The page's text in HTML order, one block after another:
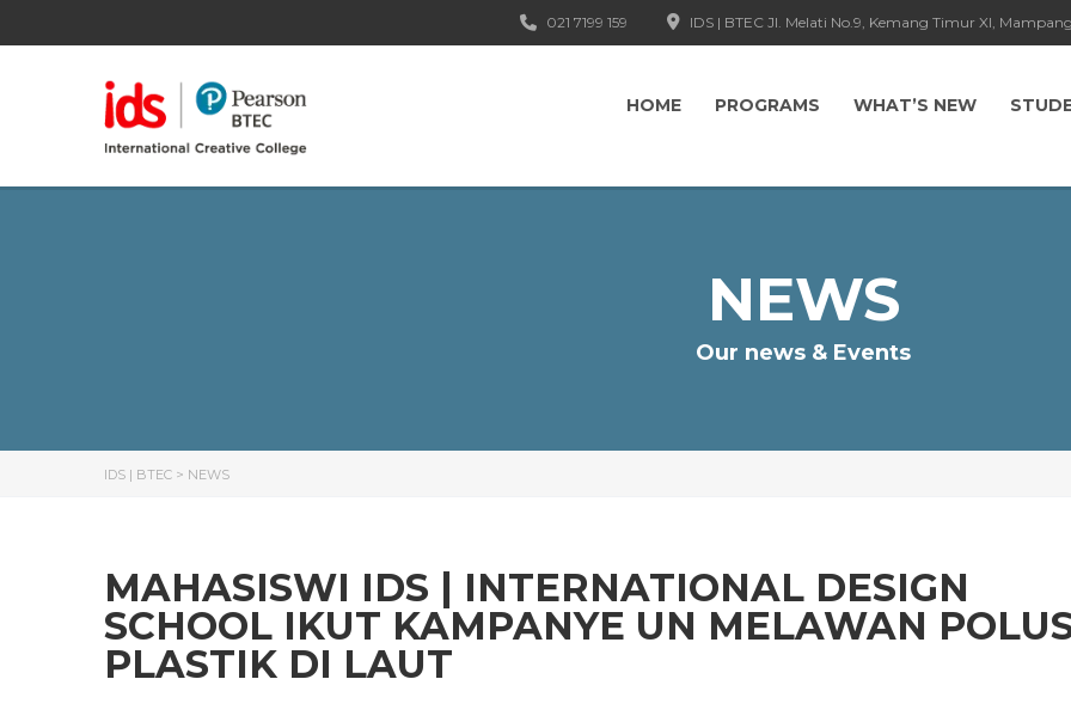
IDS | BTEC Jl. Melati No.9, Kemang Timur XI,
021 7199 159
HOME PROGRAMS WHAT’S NEW
NEWS
Our news & Events
IDS | BTEC > NEWS
MAHASISWI IDS | INTERNATIONAL DESIGN
SCHOOL IKUT KAMPANYE UN MELAWAN
PLASTIK DI LAUT